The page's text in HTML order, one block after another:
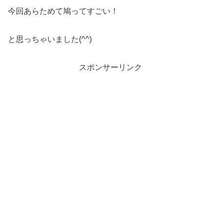
今回あらためて鳩ってすごい！
と思っちゃいました(^^)
スポンサーリンク